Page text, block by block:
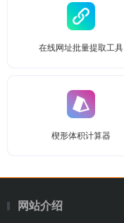
在线网址批量提取工具
楔形体积计算器
网站介绍